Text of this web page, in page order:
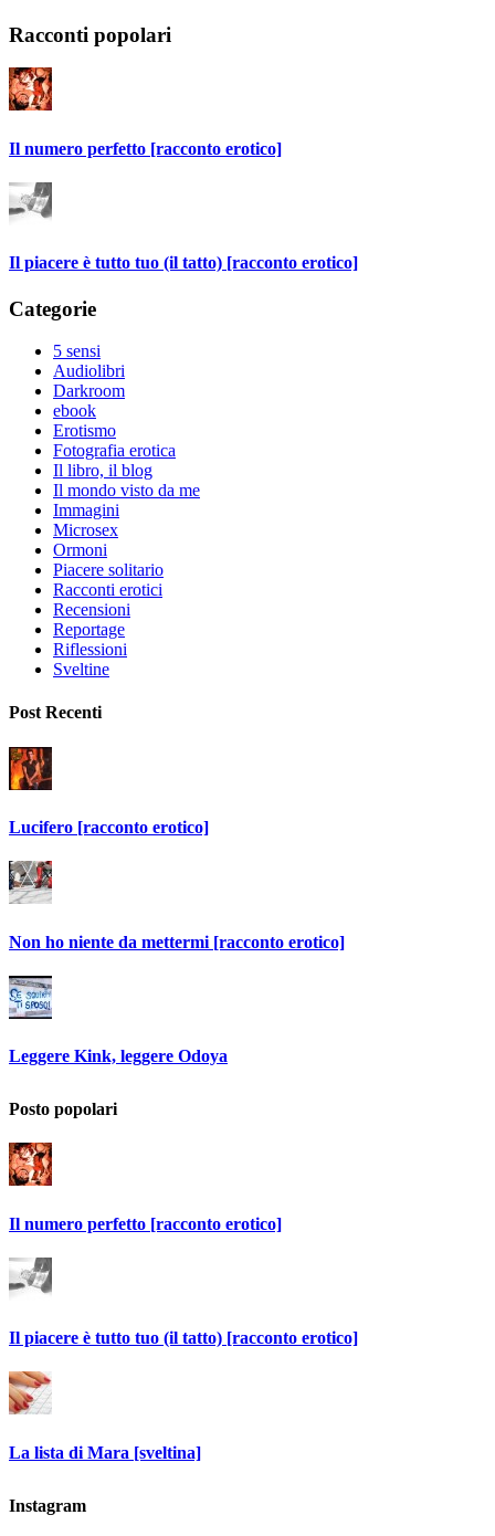
Racconti popolari
Il numero perfetto [racconto erotico]
Il piacere è tutto tuo (il tatto) [racconto erotico]
Categorie
5 sensi
Audiolibri
Darkroom
ebook
Erotismo
Fotografia erotica
Il libro, il blog
Il mondo visto da me
Immagini
Microsex
Ormoni
Piacere solitario
Racconti erotici
Recensioni
Reportage
Riflessioni
Sveltine
Post Recenti
Lucifero [racconto erotico]
Non ho niente da mettermi [racconto erotico]
Leggere Kink, leggere Odoya
Posto popolari
Il numero perfetto [racconto erotico]
Il piacere è tutto tuo (il tatto) [racconto erotico]
La lista di Mara [sveltina]
Instagram